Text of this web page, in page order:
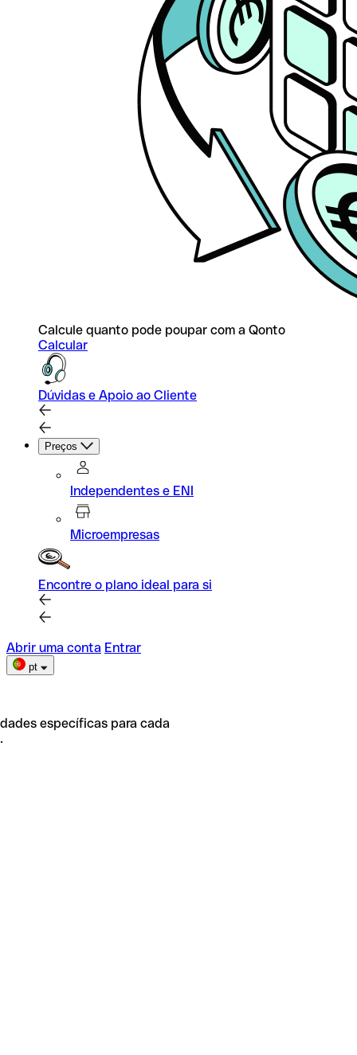
Calcule quanto pode poupar com a Qonto
Calcular
Dúvidas e Apoio ao Cliente
Preços
Independentes e ENI
Microempresas
Encontre o plano ideal para si
Abrir uma conta Entrar
pt
específicas para cada